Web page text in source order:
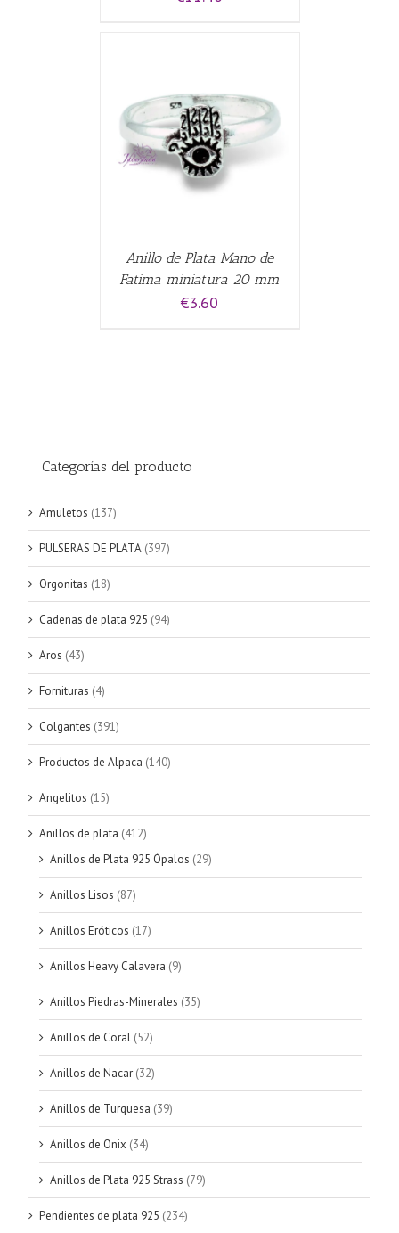
Anillo de Plata Mano de
Fatima miniatura 20 mm
€3.60
Categorías del producto
Amuletos (137)
PULSERAS DE PLATA (397)
Orgonitas (18)
Cadenas de plata 925 (94)
Aros (43)
Fornituras (4)
Colgantes (391)
Productos de Alpaca (140)
Angelitos (15)
Anillos de plata (412)
Anillos de Plata 925 Ópalos (29)
Anillos Lisos (87)
Anillos Eróticos (17)
Anillos Heavy Calavera (9)
Anillos Piedras-Minerales (35)
Anillos de Coral (52)
Anillos de Nacar (32)
Anillos de Turquesa (39)
Anillos de Onix (34)
Anillos de Plata 925 Strass (79)
Pendientes de plata 925 (234)